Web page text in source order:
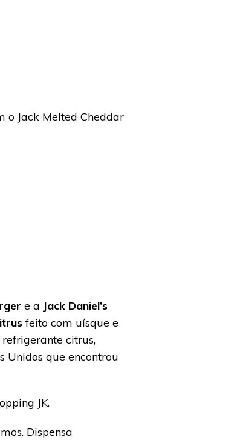
o Jack Melted Cheddar
e a Jack Daniel’s
feito com uísque e
citrus,
Unidos que encontrou
JK.
Dispensa